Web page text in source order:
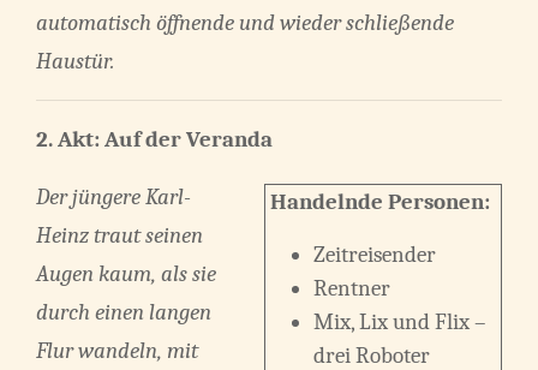
automatisch öffnende und wieder schließende
Haustür.
2. Akt: Auf der Veranda
Handelnde Personen:
Zeitreisender
Rentner
Mix, Lix und Flix ­–
drei Roboter
Der jüngere Karl-
Heinz traut seinen
Augen kaum, als sie
durch einen langen
Flur wandeln, mit